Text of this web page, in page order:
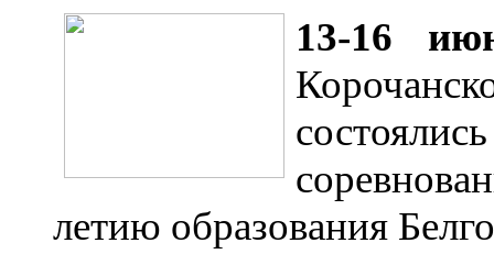
13-16
летию образования